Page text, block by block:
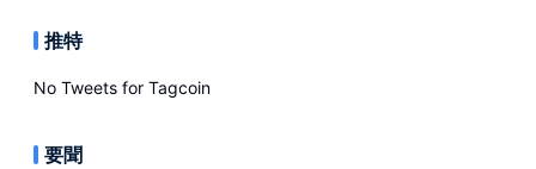
推特
No Tweets for Tagcoin
要聞